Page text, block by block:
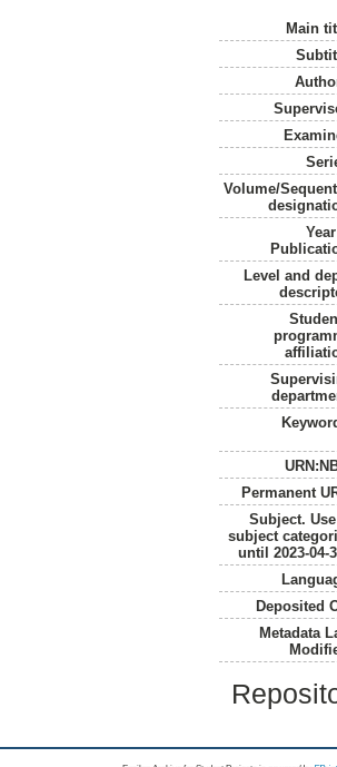
Main
Volume/
Level and
Permanent
Subject.
subject
until 2023-04-
Deposited
Metadata